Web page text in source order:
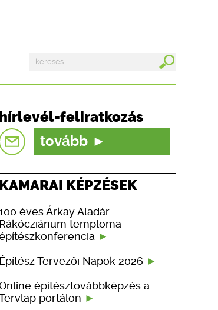
hírlevél-feliratkozás
tovább
KAMARAI KÉPZÉSEK
éves Árkay Aladár
Rákócziánum temploma
Építész Tervezői Napok 2026
építésztovábbképzés a
portálon